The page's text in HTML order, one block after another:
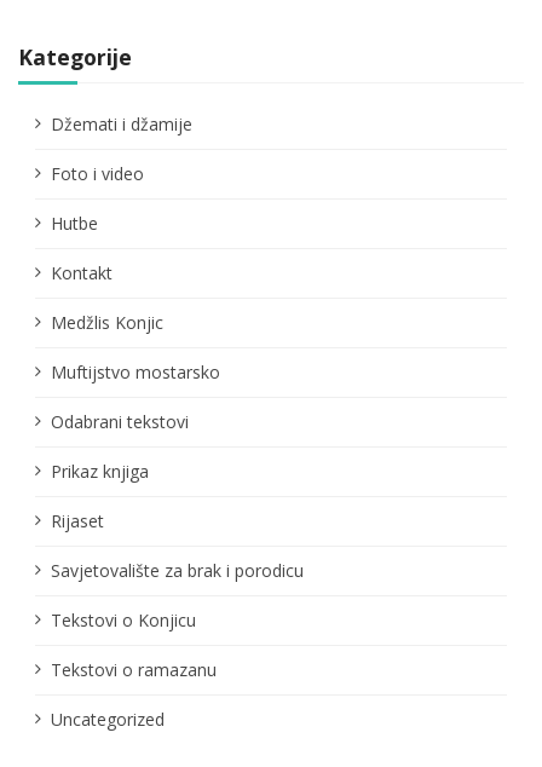
Kategorije
Džemati i džamije
Foto i video
Hutbe
Kontakt
Medžlis Konjic
Muftijstvo mostarsko
Odabrani tekstovi
Prikaz knjiga
Rijaset
Savjetovalište za brak i porodicu
Tekstovi o Konjicu
Tekstovi o ramazanu
Uncategorized